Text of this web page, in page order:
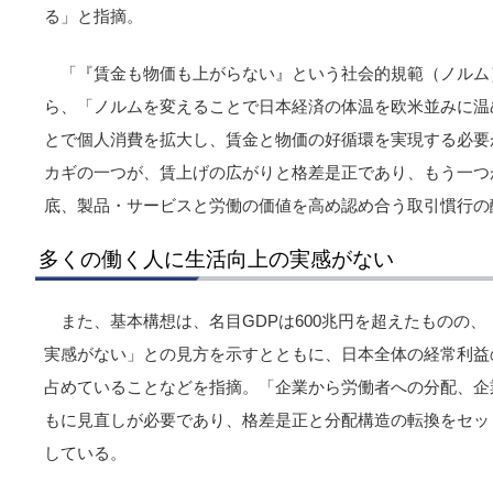
る」と指摘。
「『賃金も物価も上がらない』という社会的規範（ノル
ら、「ノルムを変えることで日本経済の体温を欧米並みに
とで個人消費を拡大し、賃金と物価の好循環を実現する必
カギの一つが、賃上げの広がりと格差是正であり、もう一
底、製品・サービスと労働の価値を高め認め合う取引慣行
多くの働く人に生活向上の実感がない
また、基本構想は、名目GDPは600兆円を超えたものの
実感がない」との見方を示すとともに、日本全体の経常利
占めていることなどを指摘。「企業から労働者への分配、
もに見直しが必要であり、格差是正と分配構造の転換をセ
している。